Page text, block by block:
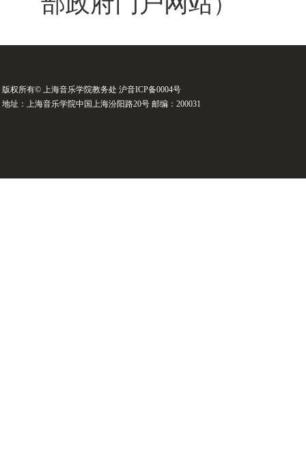
版权所有© 上海音乐学院教务处 沪音ICP备0004号
地址：上海音乐学院中国上海汾阳路20号 邮编：200031